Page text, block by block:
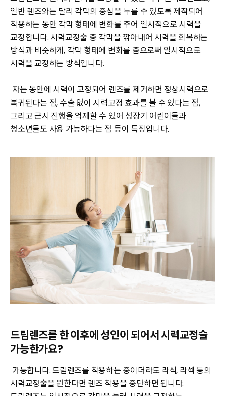
일반 렌즈와는 달리 각막의 중심을 누를 수 있도록 제작되어
착용하는 동안 각막 형태에 변화를 주어 일시적으로 시력을
교정합니다. 시력교정술 중 각막을 깎아내어 시력을 회복하는
방식과 비슷하게, 각막 형태에 변화를 줌으로써 일시적으로
시력을 교정하는 방식입니다.
자는 동안에 시력이 교정되어 렌즈를 제거하면 정상시력으로
복귀된다는 점, 수술 없이 시력교정 효과를 볼 수 있다는 점,
그리고 근시 진행을 억제할 수 있어 성장기 어린이들과
청소년들도 사용 가능하다는 점 등이 특징입니다.
드림렌즈를 한 이후에 성인이 되어서 시력교정술
가능한가요?
가능합니다. 드림렌즈를 착용하는 중이더라도 라식, 라섹 등의
시력교정술을 원한다면 렌즈 착용을 중단하면 됩니다.